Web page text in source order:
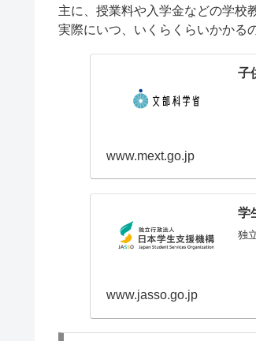
主に、授業料や入学金などの学校
実際にいつ、いくらくらいかかる
子
www.mext.go.jp
学
独
www.jasso.go.jp